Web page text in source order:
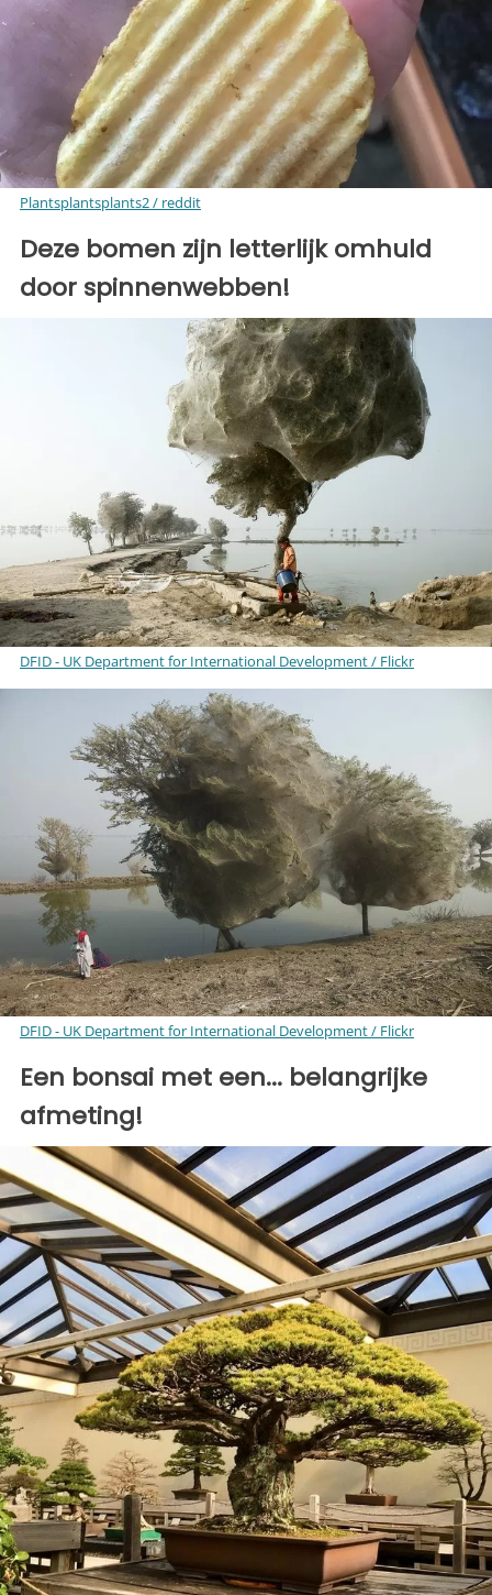
Plantsplantsplants2 / reddit
Deze bomen zijn letterlijk omhuld
door spinnenwebben!
DFID - UK Department for International Development / Flickr
DFID - UK Department for International Development / Flickr
Een bonsai met een... belangrijke
afmeting!